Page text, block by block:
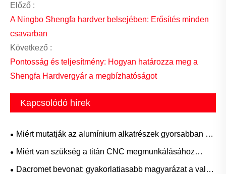
Előző :
A Ningbo Shengfa hardver belsejében: Erősítés minden
csavarban
Következő :
Pontosság és teljesítmény: Hogyan határozza meg a
Shengfa Hardvergyár a megbízhatóságot
Kapcsolódó hírek
Miért mutatják az alumínium alkatrészek gyorsabban az
eltéréseket, mint az acél?
Miért van szükség a titán CNC megmunkálásához
nagynyomású hűtőfolyadékra és speciális
Dacromet bevonat: gyakorlatiasabb magyarázat a valós